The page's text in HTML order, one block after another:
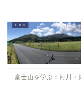
富士山を学ぶ：河川・